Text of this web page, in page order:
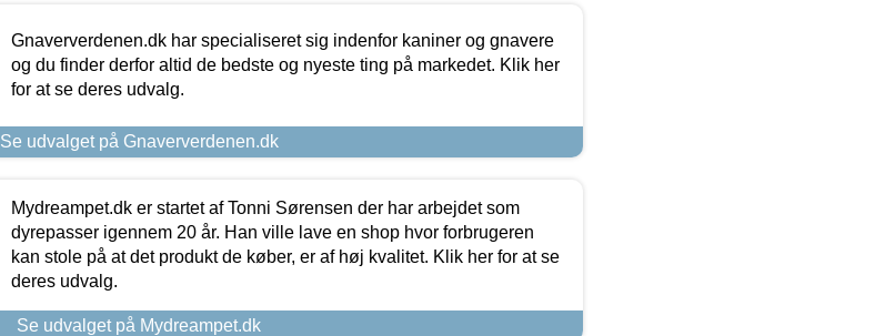
Gnaververdenen.dk har specialiseret sig indenfor kaniner og gnavere
og du finder derfor altid de bedste og nyeste ting på markedet. Klik her
for at se deres udvalg.
Se udvalget på Gnaververdenen.dk
Mydreampet.dk er startet af Tonni Sørensen der har arbejdet som
dyrepasser igennem 20 år. Han ville lave en shop hvor forbrugeren
kan stole på at det produkt de køber, er af høj kvalitet. Klik her for at se
deres udvalg.
Se udvalget på Mydreampet.dk